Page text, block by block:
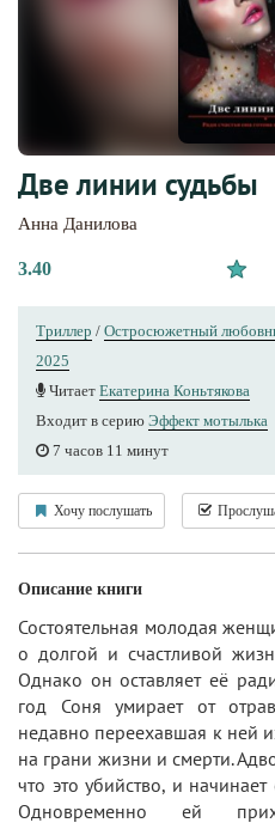
Две линии судьбы
Анна Данилова
3.40
Триллер / Остросюжетный
2025
Читает Екатерина Коньтякова
Входит в серию Эффект мотылька
7 часов 11 минут
Хочу послушать
Описание книги
Состоятельная молодая
о долгой и счастливой
Однако он оставляет её
год Соня умирает от
недавно переехавшая к ней
на грани жизни и смерти.
что это убийство, и
Одновременно ей